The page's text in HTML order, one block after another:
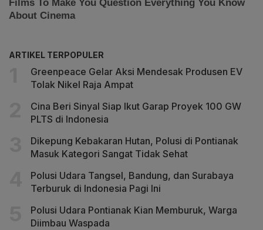
ARTIKEL TERPOPULER
Greenpeace Gelar Aksi Mendesak Produsen EV
Tolak Nikel Raja Ampat
Cina Beri Sinyal Siap Ikut Garap Proyek 100 GW
PLTS di Indonesia
Dikepung Kebakaran Hutan, Polusi di Pontianak
Masuk Kategori Sangat Tidak Sehat
Polusi Udara Tangsel, Bandung, dan Surabaya
Terburuk di Indonesia Pagi Ini
Polusi Udara Pontianak Kian Memburuk, Warga
Diimbau Waspada